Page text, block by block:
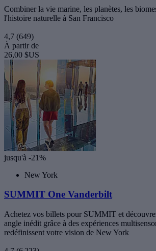
Combiner la vie marine, les planètes, les
l'histoire naturelle à San Francisco
4,7 (649)
À partir de
26,00 $US
jusqu'à -21%
New York
SUMMIT One Vanderbilt
Achetez vos billets pour SUMMIT et
angle inédit grâce à des expériences
redéfinissent votre vision de New York